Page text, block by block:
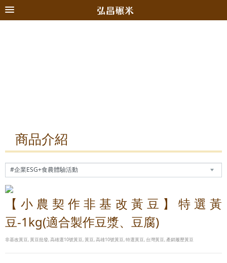
商品介紹
【小農契作非基改黃豆】特選黃
豆-1kg(適合製作豆漿、豆腐)
非基改黃豆, 黃豆批發, 高雄選10號黃豆, 黃豆, 高雄10號黃豆, 特選黃豆, 台灣黃豆, 產銷履歷黃豆